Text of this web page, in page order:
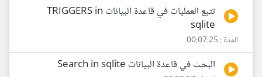
تتبع العمليات في قاعدة البيانات TRIGGERS in
sqlite
المدة : 00:07:25
البحث في قاعدة البيانات Search in sqlite